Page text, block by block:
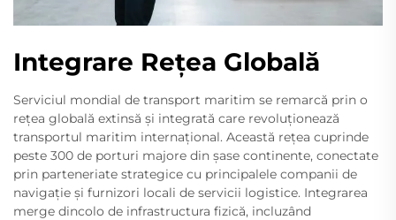
Integrare Rețea Globală
Serviciul mondial de transport maritim se remarcă prin o
rețea globală extinsă și integrată care revoluționează
transportul maritim internațional. Această rețea cuprinde
peste 300 de porturi majore din șase continente, conectate
prin parteneriate strategice cu principalele companii de
navigație și furnizori locali de servicii logistice. Integrarea
merge dincolo de infrastructura fizică, incluzând